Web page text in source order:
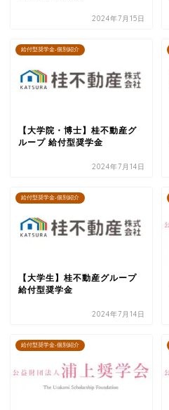
2024年7月15日
給付型奨学金-個別紹介
【大学院・博士】桂不動産グ
ループ 給付型奨学金
2024年7月14日
給付型奨学金-個別紹介
【大学生】桂不動産グループ
給付型奨学金
2024年7月14日
給付型奨学金-個別紹介